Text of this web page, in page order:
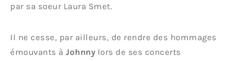
par sa soeur Laura Smet.
Il ne cesse, par ailleurs, de rendre des hommages
émouvants à Johnny lors de ses concerts